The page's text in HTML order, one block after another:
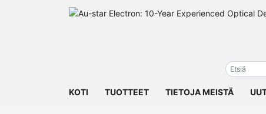
KOTI TUOTTEET TIETOJA MEISTÄ